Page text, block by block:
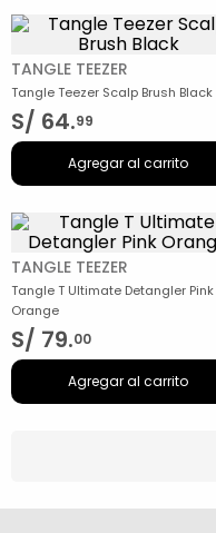
TANGLE TEEZER
Tangle Teezer Scalp Brush Black
S/ 64.99
Agregar al carrito
TANGLE TEEZER
Tangle T Ultimate Detangler Pink
Orange
S/ 79.00
Agregar al carrito